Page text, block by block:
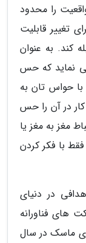
را محدود
تغییر قابلیت
کند. به عنوان
می نماید که حس
با حواس تان به
در آن را حس
مغز به مغز یا
فقط با فکر کردن
در دنیای
های فناورانه
ماسک در سال